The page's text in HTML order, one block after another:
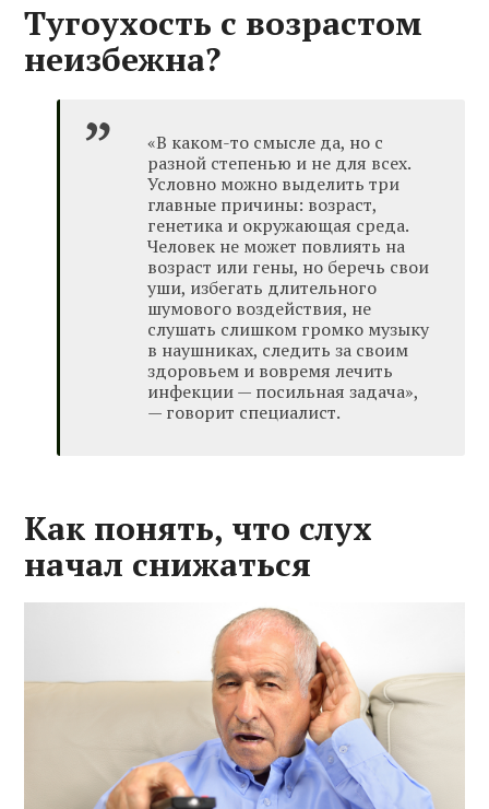
Тугоухость с возрастом
неизбежна?
«В каком-то смысле да, но с
разной степенью и не для всех.
Условно можно выделить три
главные причины: возраст,
генетика и окружающая среда.
Человек не может повлиять на
возраст или гены, но беречь свои
уши, избегать длительного
шумового воздействия, не
слушать слишком громко музыку
в наушниках, следить за своим
здоровьем и вовремя лечить
инфекции — посильная задача»,
— говорит специалист.
Как понять, что слух
начал снижаться